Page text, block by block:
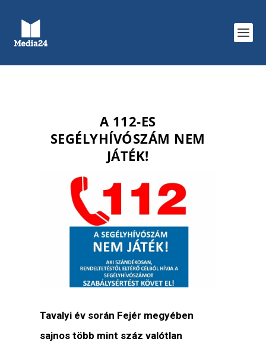
A 112-ES
SEGÉLYHÍVÓSZÁM NEM
JÁTÉK!
Tavalyi év során Fejér megyében
sajnos több mint száz valótlan